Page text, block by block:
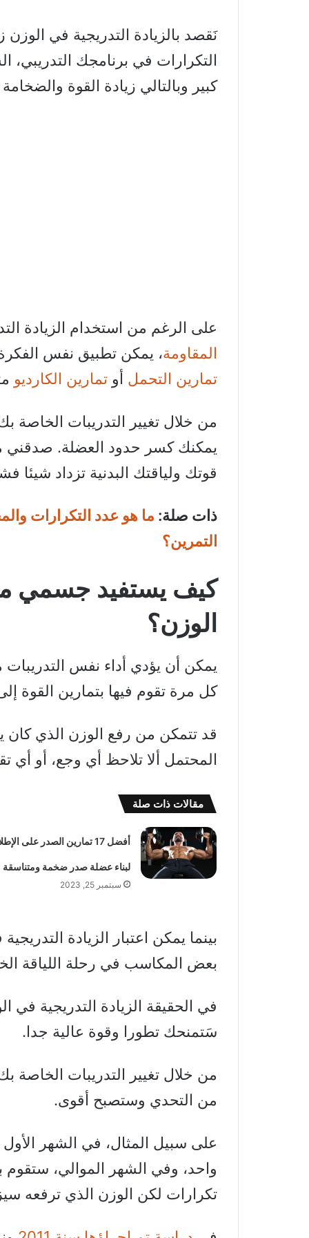
نَقصد بالزيادة التدريجية في
التكرارات في برنامجك
كبير وبالتالي زيادة القوة
على الرغم من استخدام الزيادة
المقاومة، يمكن تطبيق نفس
تمارين التحمل أو تمارين الكارديو
من خلال تغيير التدريبات الخاصة
يمكنك كسر حدود العضلة. صدقني
قوتك ولياقتك البدنية تزداد شيئا
ذات صلة: ما هو عدد التكرارات
التمرين؟
كيف يستفيد جسمي من
الوزن؟
يمكن أن يؤدي أداء نفس
كل مرة تقوم فيها بتمارين
قد تتمكن من رفع الوزن الذي كان
المحتمل ألا تلاحظ أي وجع، أو أي
مقالات ذات صلة
أفضل 17 تمارين الصدر على
لبناء عضلة صدر ضخمة ومتناسقة
سبتمبر 25, 2023
بينما يمكن اعتبار الزيادة
بعض المكاسب في رحلة اللياقة
في الحقيقة الزيادة التدريجية في
سَتمنحك تطورا وقوة عالية جدا.
من خلال تغيير التدريبات الخاصة
من التحدي وستصبح أقوى.
تكرارات لكن الوزن الذي ترفعه